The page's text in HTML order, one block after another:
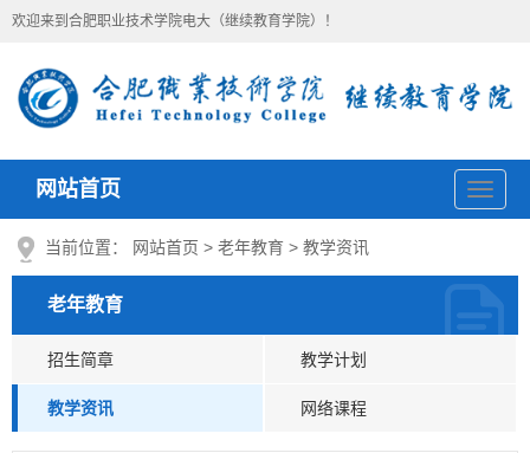
欢迎来到合肥职业技术学院电大（继续教育学院）！
导
航
网站首页
当前位置： 网站首页 > 老年教育 > 教学资讯
老年教育
招生简章 教学计划
教学资讯 网络课程